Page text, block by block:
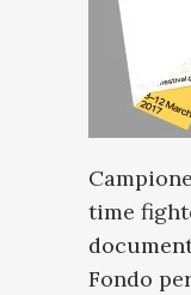
time
Fondo